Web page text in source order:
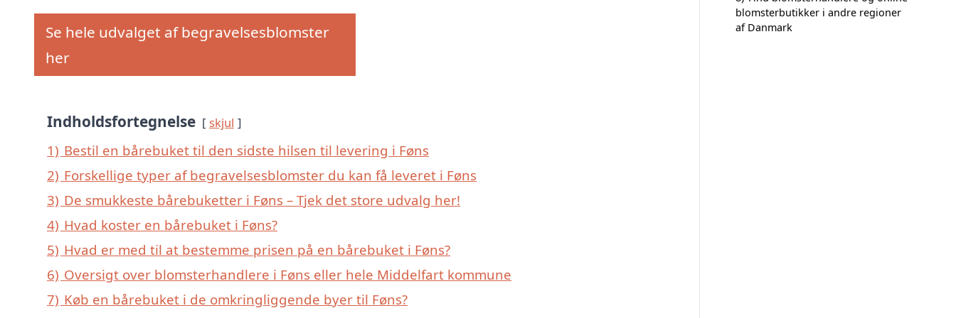
Se hele udvalget af begravelsesblomster
her
Indholdsfortegnelse skjul
1) Bestil en bårebuket til den sidste hilsen til levering i Føns
2) Forskellige typer af begravelsesblomster du kan få leveret i Føns
3) De smukkeste bårebuketter i Føns – Tjek det store udvalg her!
4) Hvad koster en bårebuket i Føns?
5) Hvad er med til at bestemme prisen på en bårebuket i Føns?
6) Oversigt over blomsterhandlere i Føns eller hele Middelfart kommune
7) Køb en bårebuket i de omkringliggende byer til Føns?
blomsterbutikker i andre regioner
af Danmark